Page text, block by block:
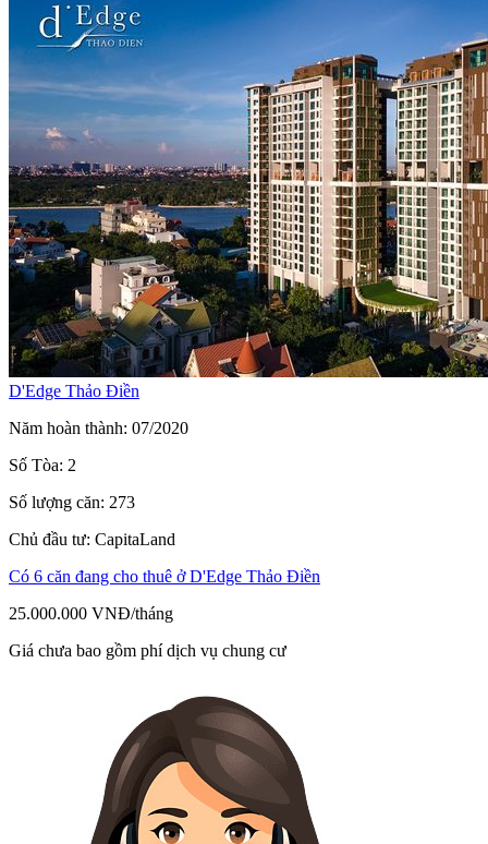
D'Edge Thảo Điền
Năm hoàn thành: 07/2020
Số Tòa: 2
Số lượng căn: 273
Chủ đầu tư: CapitaLand
Có 6 căn đang cho thuê ở D'Edge Thảo Điền
25.000.000 VNĐ/tháng
Giá chưa bao gồm phí dịch vụ chung cư